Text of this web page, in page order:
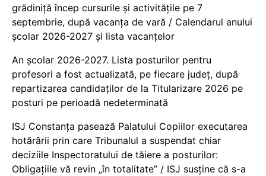
grădiniță încep cursurile și activitățile pe 7
septembrie, după vacanța de vară / Calendarul anului
școlar 2026-2027 și lista vacanțelor
An școlar 2026-2027. Lista posturilor pentru
profesori a fost actualizată, pe fiecare județ, după
repartizarea candidaților de la Titularizare 2026 pe
posturi pe perioadă nedeterminată
ISJ Constanța pasează Palatului Copiilor executarea
hotărârii prin care Tribunalul a suspendat chiar
deciziile Inspectoratului de tăiere a posturilor:
Obligațiile vă revin „în totalitate” / ISJ susține că s-a